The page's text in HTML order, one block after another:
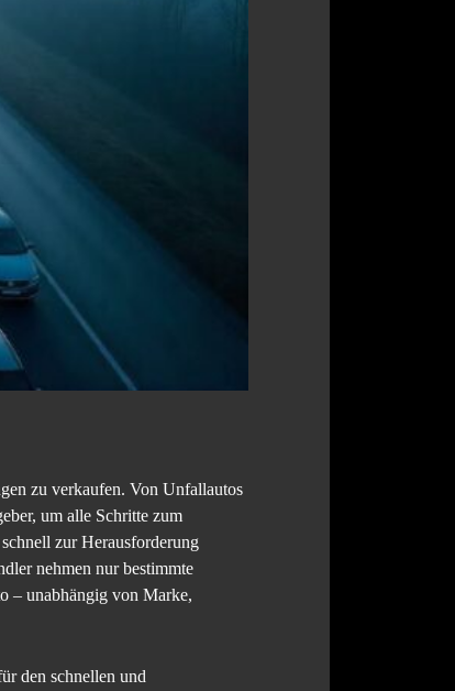
zu verkaufen. Von Unfallautos
um alle Schritte zum
zur Herausforderung
nehmen nur bestimmte
– unabhängig von Marke,
den schnellen und